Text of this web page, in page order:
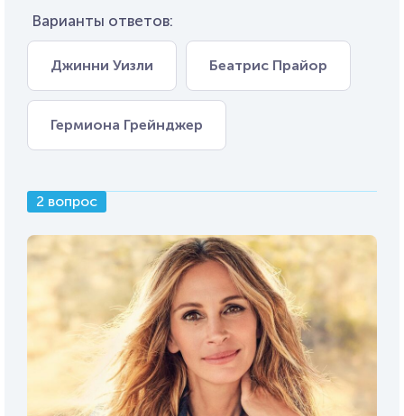
Варианты ответов:
Джинни Уизли Беатрис Прайор
Гермиона Грейнджер
2 вопрос